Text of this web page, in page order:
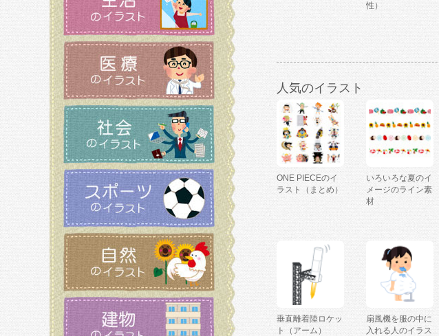
性）
人気のイラスト
ONE PIECEのイ
ラスト（まとめ）
いろいろな夏のイ
メージのライン素
材
垂直離着陸ロケッ
ト（アーム）
扇風機を服の中に
入れる人のイラス